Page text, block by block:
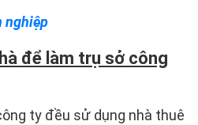
nghiệp
để làm trụ sở công
ty đều sử dụng nhà thuê